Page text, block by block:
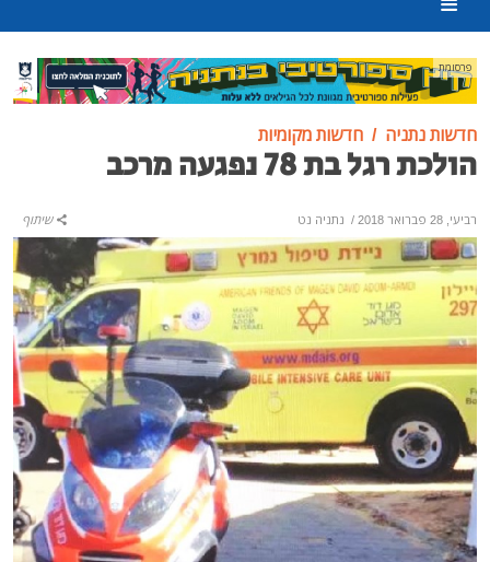
פרסומת
חדשות נתניה חדשות מקומיות
הולכת רגל בת 78 נפגעה מרכב
רביעי, 28 פברואר 2018 / נתניה נט שיתוף